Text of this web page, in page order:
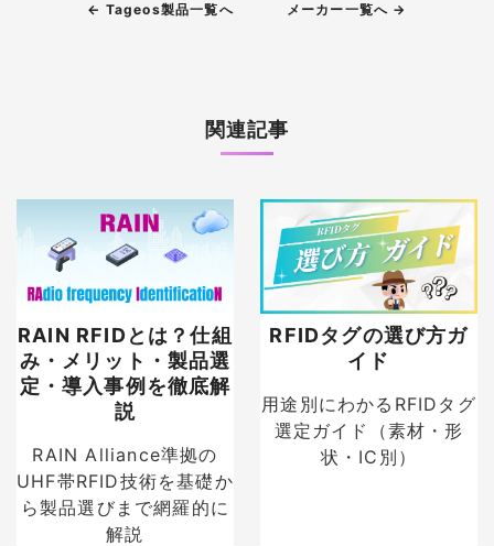
← Tageos製品一覧へ メーカー一覧へ →
関連記事
RAIN RFIDとは？仕組
み・メリット・製品選
定・導入事例を徹底解
説
RAIN Alliance準拠の
UHF帯RFID技術を基礎か
ら製品選びまで網羅的に
解説
RFIDタグの選び方ガ
イド
用途別にわかるRFIDタグ
選定ガイド（素材・形
状・IC別）